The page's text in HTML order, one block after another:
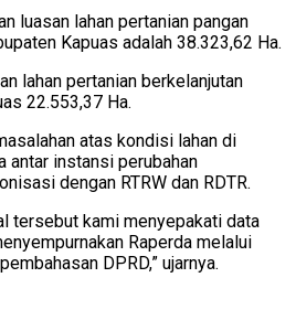
luasan lahan pertanian pangan
Kapuas adalah 38.323,62 Ha.
lahan pertanian berkelanjutan
22.553,37 Ha.
atas kondisi lahan di
antar instansi perubahan
dengan RTRW dan RDTR.
tersebut kami menyepakati data
Raperda melalui
DPRD,” ujarnya.